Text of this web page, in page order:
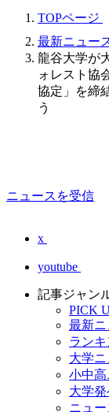
TOPページ
最新ニュー
龍谷大学が
ォレスト協
協定」を締
う
ニュースを受信
x
youtube
記事ジャン
PICK
最新ニ
ラン
大学
小中高
大学
ニュ